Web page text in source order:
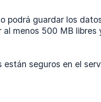
podrá guardar los
menos 500 MB libres
seguros en el